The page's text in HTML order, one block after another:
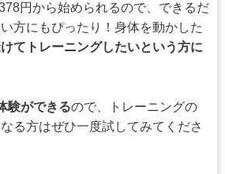
円から始められるので、できるだ
方にもぴったり！身体を動かした
てトレーニングしたいという方に
験ができるので、トレーニングの
る方はぜひ一度試してみてくださ